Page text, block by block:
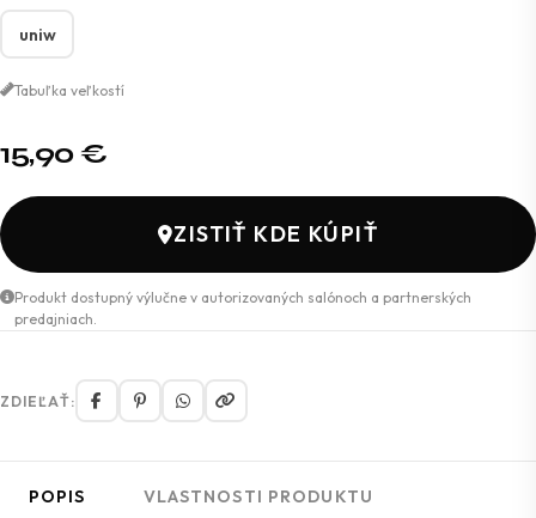
uniw
Tabuľka veľkostí
15,90 €
ZISTIŤ KDE KÚPIŤ
Produkt dostupný výlučne v autorizovaných salónoch a partnerských
predajniach.
ZDIEĽAŤ:
POPIS VLASTNOSTI PRODUKTU